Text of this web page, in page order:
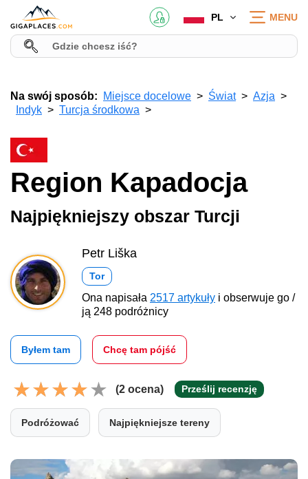
PL MENU
Na swój sposób: Miejsce docelowe Świat
Azja
Indyk
Turcja środkowa
Region Kapadocja
Najpiękniejszy obszar Turcji
Petr Liška
Tor
Ona napisała 2517 artykuły i obserwuje go /
ją 248 podróżnicy
Byłem tam Chcę tam pójść
(2 ocena) Prześlij recenzję
Podróżować Najpiękniejsze tereny